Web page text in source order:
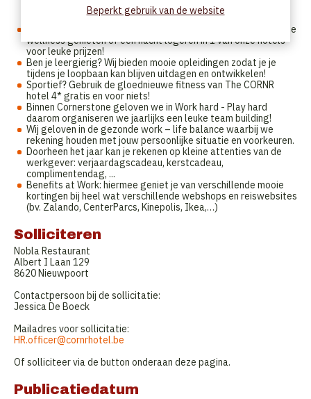
legale voordelen! Na 6 maanden anciënniteit krijg jij €8 per
gewerkte dag aan maaltijdcheques.
Hou jij van korting? Je kan binnen onze groep gaan eten, van de
wellness genieten of een nacht logeren in 1 van onze hotels
voor leuke prijzen!
Ben je leergierig? Wij bieden mooie opleidingen zodat je je
tijdens je loopbaan kan blijven uitdagen en ontwikkelen!
Sportief? Gebruik de gloednieuwe fitness van The CORNR
hotel 4* gratis en voor niets!
Binnen Cornerstone geloven we in Work hard - Play hard
daarom organiseren we jaarlijks een leuke team building!
Wij geloven in de gezonde work – life balance waarbij we
rekening houden met jouw persoonlijke situatie en voorkeuren.
Doorheen het jaar kan je rekenen op kleine attenties van de
werkgever: verjaardagscadeau, kerstcadeau,
complimentendag, ...
Benefits at Work: hiermee geniet je van verschillende mooie
kortingen bij heel wat verschillende webshops en reiswebsites
(bv. Zalando, CenterParcs, Kinepolis, Ikea,…)
Solliciteren
Nobla Restaurant
Albert I Laan 129
8620 Nieuwpoort
Contactpersoon bij de sollicitatie:
Jessica De Boeck
Mailadres voor sollicitatie:
HR.officer@cornrhotel.be
Of solliciteer via de button onderaan deze pagina.
Publicatiedatum
Beperkt gebruik van de website